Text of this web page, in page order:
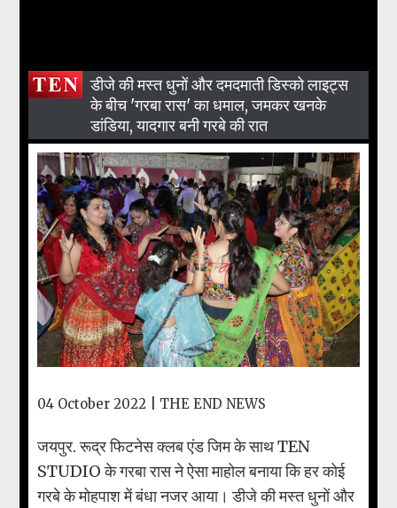
डीजे की मस्त धुनों और दमदमाती डिस्को लाइट्स
के बीच 'गरबा रास' का धमाल, जमकर खनके
डांडिया, यादगार बनी गरबे की रात
04 October 2022 | THE END NEWS
जयपुर. रूद्र फिटनेस क्लब एंड जिम के साथ TEN
STUDIO के गरबा रास ने ऐसा माहोल बनाया कि हर कोई
गरबे के मोहपाश में बंधा नजर आया। डीजे की मस्त धुनों और